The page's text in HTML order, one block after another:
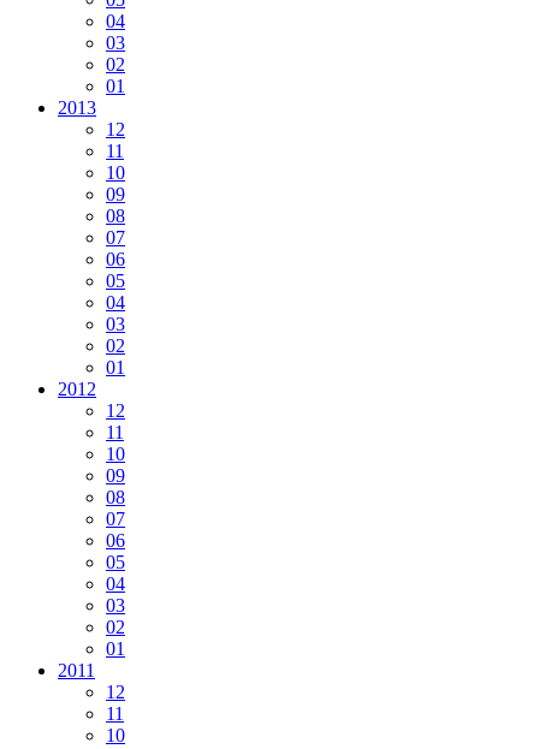
04
03
02
01
2013
12
11
10
09
08
07
06
05
04
03
02
01
2012
12
11
10
09
08
07
06
05
04
03
02
01
2011
12
11
10